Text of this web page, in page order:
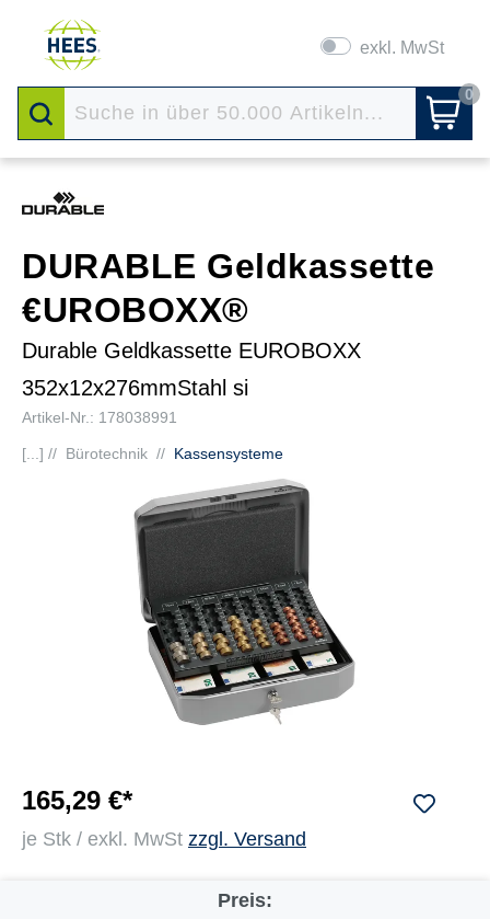
exkl. MwSt
0
DURABLE Geldkassette
€UROBOXX®
Durable Geldkassette EUROBOXX
352x12x276mmStahl si
Artikel-Nr.: 178038991
[...] // Bürotechnik // Kassensysteme
165,29 €*
je Stk / exkl. MwSt zzgl. Versand
Preis: